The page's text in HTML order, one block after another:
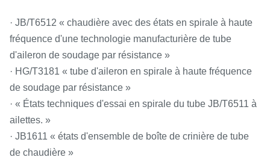
· JB/T6512 « chaudière avec des états en spirale à haute
fréquence d'une technologie manufacturière de tube
d'aileron de soudage par résistance »
· HG/T3181 « tube d'aileron en spirale à haute fréquence
de soudage par résistance »
· « États techniques d'essai en spirale du tube JB/T6511 à
ailettes. »
· JB1611 « états d'ensemble de boîte de crinière de tube
de chaudière »